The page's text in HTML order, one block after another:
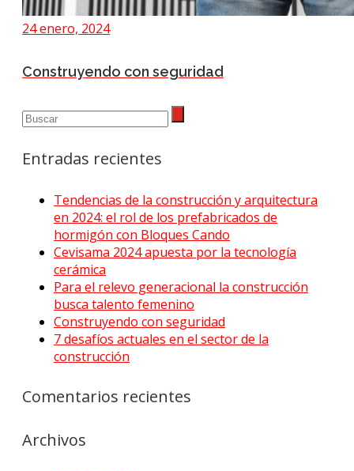
24 enero, 2024
Construyendo con seguridad
Entradas recientes
Tendencias de la construcción y arquitectura
en 2024: el rol de los prefabricados de
hormigón con Bloques Cando
Cevisama 2024 apuesta por la tecnología
cerámica
Para el relevo generacional la construcción
busca talento femenino
Construyendo con seguridad
7 desafíos actuales en el sector de la
construcción
Comentarios recientes
Archivos